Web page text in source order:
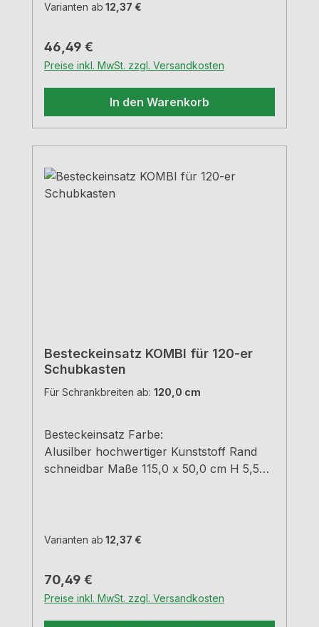
Varianten ab 12,37 €
Regulärer Preis:
46,49 €
Preise inkl. MwSt. zzgl. Versandkosten
In den Warenkorb
Besteckeinsatz KOMBI für 120-er
Schubkasten
Für Schrankbreiten ab: 120,0 cm
Besteckeinsatz Farbe:
Alusilber hochwertiger Kunststoff Rand
schneidbar Maße 115,0 x 50,0 cm H 5,5
Varianten ab 12,37 €
Regulärer Preis:
70,49 €
Preise inkl. MwSt. zzgl. Versandkosten